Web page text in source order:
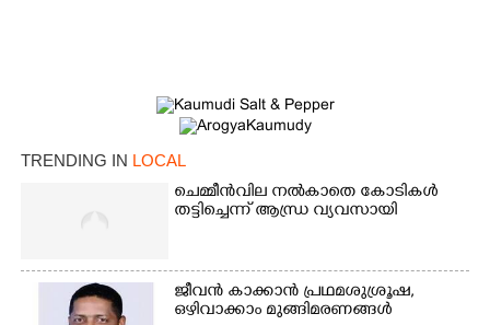
TRENDING IN LOCAL
ചെമ്മീൻവില നൽകാതെ കോടികൾ
തട്ടിച്ചെന്ന് ആന്ധ്ര വ്യവസായി
ജീവൻ കാക്കാൻ പ്രഥമശുശ്രൂഷ,
ഒഴിവാക്കാം മുങ്ങിമരണങ്ങൾ